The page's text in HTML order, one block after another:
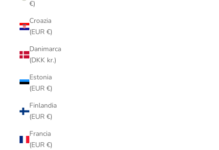
€)
Croazia
(EUR €)
Danimarca
(DKK kr.)
Estonia
(EUR €)
Finlandia
(EUR €)
Francia
(EUR €)